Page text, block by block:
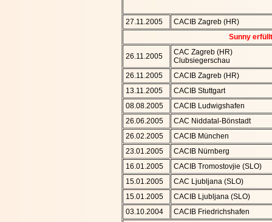
27.11.2005
CACIB Zagreb (HR)
Sunny
26.11.2005
CAC Zagreb (HR)
Clubsiegerschau
26.11.2005
CACIB Zagreb (HR)
13.11.2005
CACIB Stuttgart
08.08.2005
CACIB Ludwigshafen
26.06.2005
CAC Niddatal-Bönstadt
26.02.2005
CACIB München
23.01.2005
CACIB Nürnberg
16.01.2005
CACIB Tromostovjie (SLO)
15.01.2005
CAC Ljubljana (SLO)
15.01.2005
CACIB Ljubljana (SLO)
03.10.2004
CACIB Friedrichshafen